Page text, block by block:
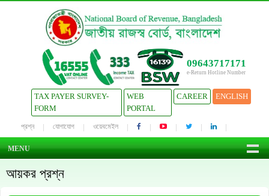
09643717171
e-Return Hotline Number
TAX PAYER SURVEY-
FORM
WEB
PORTAL
CAREER ENGLISH
প্রশ্ন যোগাযোগ ওয়েবমেইল
MENU
আয়কর প্রশ্ন